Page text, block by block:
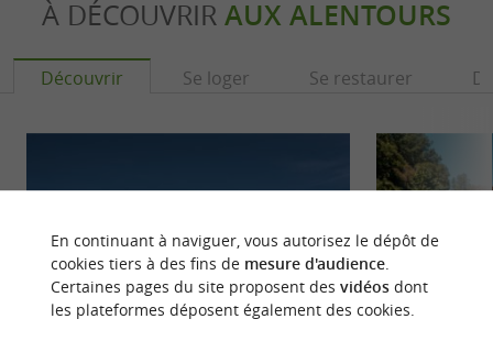
À DÉCOUVRIR AUX ALENTOURS
Découvrir Se loger Se restaurer
En continuant à naviguer, vous autorisez le dépôt de
cookies tiers à des fins de mesure d'audience.
Certaines pages du site proposent des vidéosdont
les plateformes déposent également des cookies.